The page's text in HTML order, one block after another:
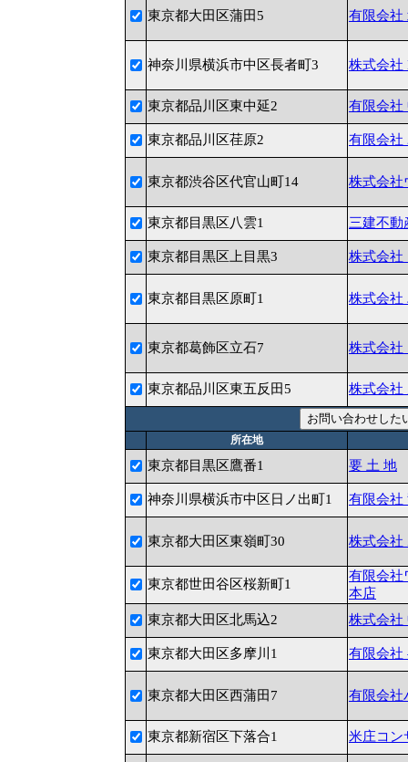
東京都大田区蒲田5 有限会社
神奈川県横浜市中区長者町3 株式会社
東京都品川区東中延2 有限会社
東京都品川区荏原2 有限会社
東京都渋谷区代官山町14 株式会社
東京都目黒区八雲1 三建不動
東京都目黒区上目黒3 株式会社
東京都目黒区原町1 株式会社
東京都葛飾区立石7 株式会社
東京都品川区東五反田5 株式会社
所在地
東京都目黒区鷹番1 要 土 地
神奈川県横浜市中区日ノ出町1 有限会社
東京都大田区東嶺町30 株式会社
東京都世田谷区桜新町1
有限会社
本店
東京都大田区北馬込2
株式会社
東京都大田区多摩川1 有限会社
東京都大田区西蒲田7 有限会社
東京都新宿区下落合1 米庄コン